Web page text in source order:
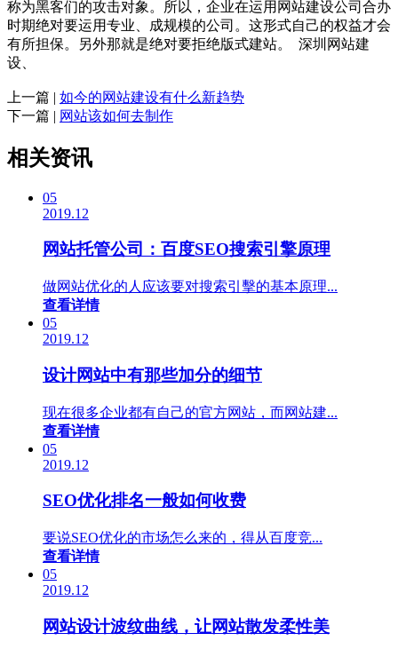
称为黑客们的攻击对象。所以，企业在运用网站建设公司合办
时期绝对要运用专业、成规模的公司。这形式自己的权益才会
有所担保。另外那就是绝对要拒绝版式建站。 深圳网站建
设、
上一篇 | 如今的网站建设有什么新趋势
下一篇 | 网站该如何去制作
相关资讯
05
2019.12
网站托管公司：百度SEO搜索引擎原理
做网站优化的人应该要对搜索引擊的基本原理...
查看详情
05
2019.12
设计网站中有那些加分的细节
现在很多企业都有自己的官方网站，而网站建...
查看详情
05
2019.12
SEO优化排名一般如何收费
要说SEO优化的市场怎么来的，得从百度竞...
查看详情
05
2019.12
网站设计波纹曲线，让网站散发柔性美